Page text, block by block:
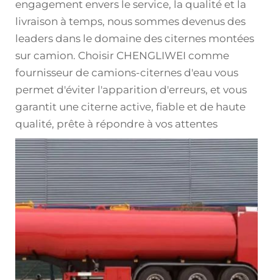
engagement envers le service, la qualité et la
livraison à temps, nous sommes devenus des
leaders dans le domaine des citernes montées
sur camion. Choisir CHENGLIWEI comme
fournisseur de camions-citernes d'eau vous
permet d'éviter l'apparition d'erreurs, et vous
garantit une citerne active, fiable et de haute
qualité, prête à répondre à vos attentes